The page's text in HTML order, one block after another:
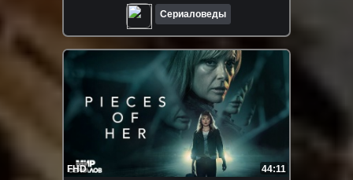
Сериаловеды
FHD 44:11